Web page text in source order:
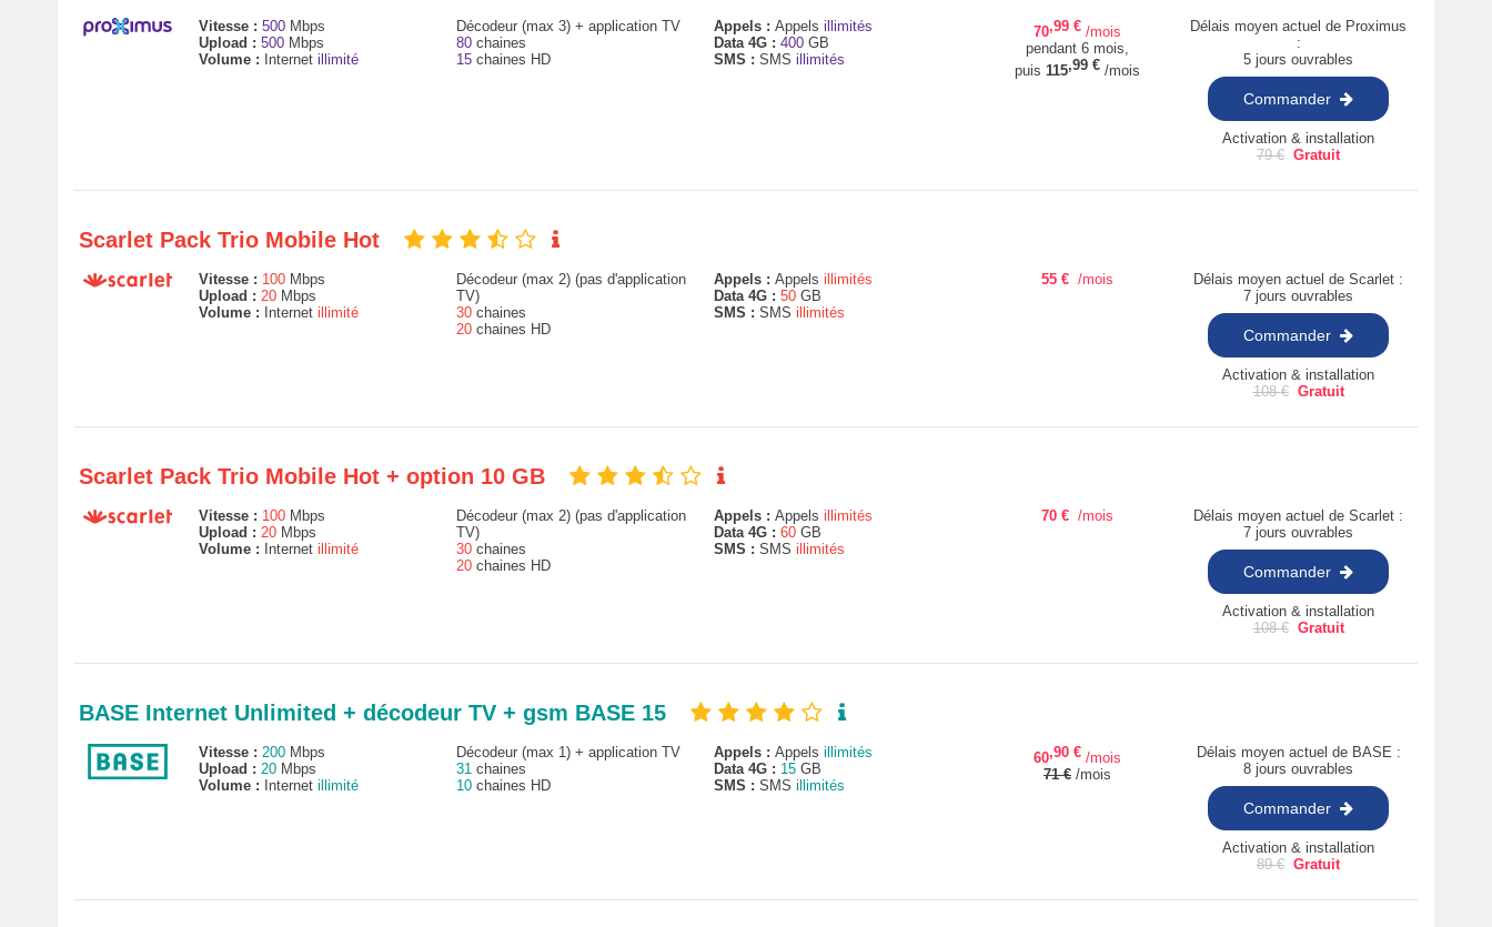
Vitesse : 500Mbps
Upload : 500Mbps
Volume :
Internet illimité
Décodeur (max 3) + application TV
80chaines
15chaines HD
Appels : Appels illimités
Data 4G : 400GB
SMS : SMS illimités
70,99€ /mois
pendant 6 mois,
puis 115,99€ /mois
Délais moyen actuel de Proximus
:
5 jours ouvrables
Commander
Activation & installation
79€ Gratuit
Scarlet Pack Trio Mobile Hot
Vitesse : 100Mbps
Upload : 20Mbps
Volume :
Internet illimité
Décodeur (max 2) (pas d'application
TV)
30chaines
20chaines HD
Appels : Appels illimités
Data 4G : 50GB
SMS : SMS illimités
55€ /mois
Délais moyen actuel de Scarlet :
7 jours ouvrables
Commander
Activation & installation
108€ Gratuit
Scarlet Pack Trio Mobile Hot + option 10 GB
Vitesse : 100Mbps
Upload : 20Mbps
Volume :
Internet illimité
Décodeur (max 2) (pas d'application
TV)
30chaines
20chaines HD
Appels : Appels illimités
Data 4G : 60GB
SMS : SMS illimités
70€ /mois
Délais moyen actuel de Scarlet :
7 jours ouvrables
Commander
Activation & installation
108€ Gratuit
BASE Internet Unlimited + décodeur TV + gsm BASE 15
Vitesse : 200Mbps
Upload : 20Mbps
Volume :
Internet illimité
Décodeur (max 1) + application TV
31chaines
10chaines HD
Appels : Appels illimités
Data 4G : 15GB
SMS : SMS illimités
60,90€ /mois
71€ /mois
Délais moyen actuel de BASE :
8 jours ouvrables
Commander
Activation & installation
89€ Gratuit